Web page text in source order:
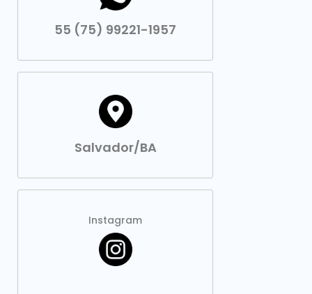
55 (75) 99221-1957
Salvador/BA
Instagram